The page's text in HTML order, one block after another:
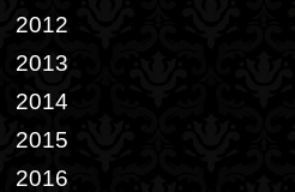
2012
2013
2014
2015
2016